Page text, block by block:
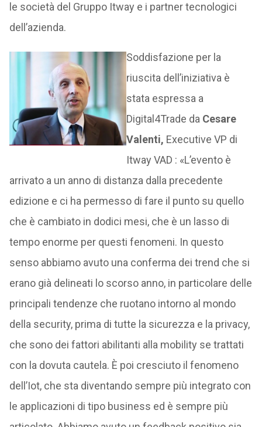
le società del Gruppo Itway e i partner tecnologici
dell’azienda.
Soddisfazione per la
riuscita dell’iniziativa è
stata espressa a
Digital4Trade da Cesare
Valenti, Executive VP di
Itway VAD : «L’evento è
arrivato a un anno di distanza dalla precedente
edizione e ci ha permesso di fare il punto su quello
che è cambiato in dodici mesi, che è un lasso di
tempo enorme per questi fenomeni. In questo
senso abbiamo avuto una conferma dei trend che si
erano già delineati lo scorso anno, in particolare delle
principali tendenze che ruotano intorno al mondo
della security, prima di tutte la sicurezza e la privacy,
che sono dei fattori abilitanti alla mobility se trattati
con la dovuta cautela. È poi cresciuto il fenomeno
dell’Iot, che sta diventando sempre più integrato con
le applicazioni di tipo business ed è sempre più